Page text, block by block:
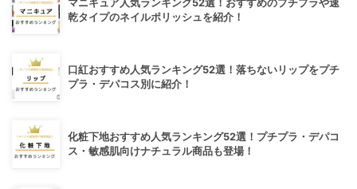
マニキュア人気ランキング52選！おすすめのプチプラや速
乾タイプのネイルポリッシュを紹介！
口紅おすすめ人気ランキング52選！落ちないリップをプチ
プラ・デパコス別に紹介！
化粧下地おすすめ人気ランキング52選！プチプラ・デパコ
ス・敏感肌向けナチュラル商品も登場！